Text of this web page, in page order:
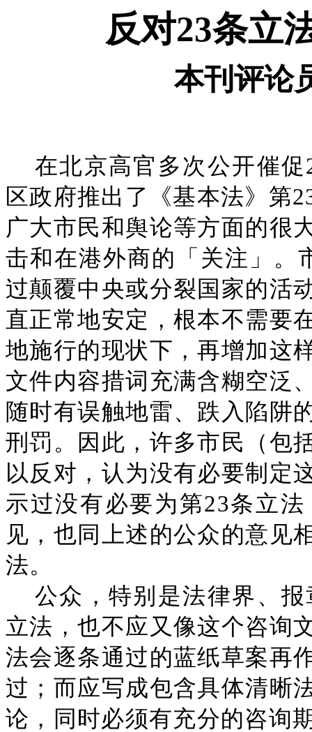
反对23条立
本刊评论
在北京高官多次公开催
区政府推出了《基本法》第
广大市民和舆论等方面的很
击和在港外商的「关注」。
过颠覆中央或分裂国家的活
直正常地安定，根本不需要
地施行的现状下，再增加这
文件内容措词充满含糊空泛
随时有误触地雷、跌入陷阱
刑罚。因此，许多市民（包
以反对，认为没有必要制定
示过没有必要为第23条立
见，也同上述的公众的意见
法。
公众，特别是法律界、
立法，也不应又像这个咨询
法会逐条通过的蓝纸草案再
过；而应写成包含具体清晰
论，同时必须有充分的咨询